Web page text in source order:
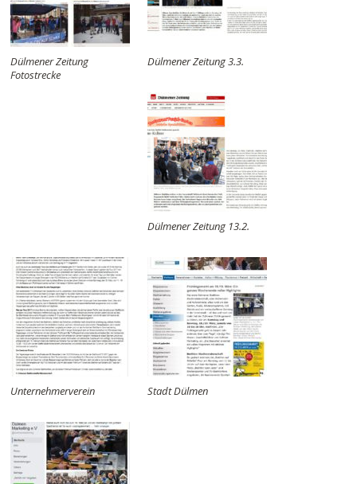
Dülmener Zeitung
Fotostrecke
Dülmener Zeitung 3.3.
Dülmener Zeitung 13.2.
Unternehmerverein Stadt Dülmen